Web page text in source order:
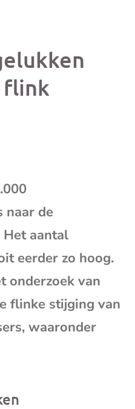
bericht
op
flink
naar de
Het aantal
eerder zo hoog.
onderzoek van
flinke stijging van
waaronder